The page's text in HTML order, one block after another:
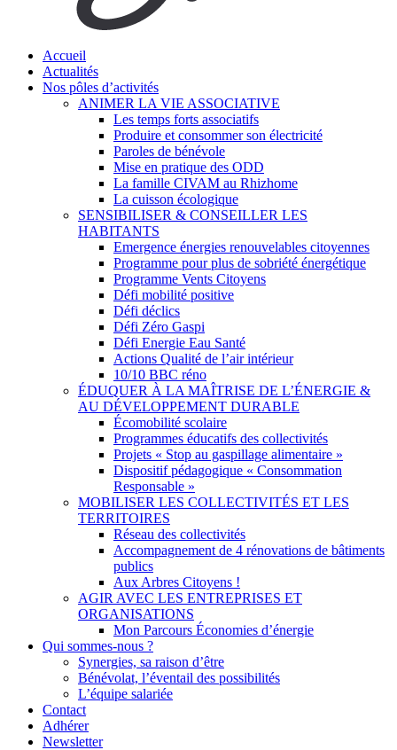
search
Menu
Accueil
Actualités
Nos pôles d’activités
ANIMER LA VIE ASSOCIATIVE
Les temps forts associatifs
Produire et consommer son électricité
Paroles de bénévole
Mise en pratique des ODD
La famille CIVAM au Rhizhome
La cuisson écologique
SENSIBILISER & CONSEILLER LES
HABITANTS
Emergence énergies renouvelables citoyennes
Programme pour plus de sobriété énergétique
Programme Vents Citoyens
Défi mobilité positive
Défi déclics
Défi Zéro Gaspi
Défi Energie Eau Santé
Actions Qualité de l’air intérieur
10/10 BBC réno
ÉDUQUER À LA MAÎTRISE DE L’ÉNERGIE &
AU DÉVELOPPEMENT DURABLE
Écomobilité scolaire
Programmes éducatifs des collectivités
Projets « Stop au gaspillage alimentaire »
Dispositif pédagogique « Consommation
Responsable »
MOBILISER LES COLLECTIVITÉS ET LES
TERRITOIRES
Réseau des collectivités
Accompagnement de 4 rénovations de bâtiments
publics
Aux Arbres Citoyens !
AGIR AVEC LES ENTREPRISES ET
ORGANISATIONS
Mon Parcours Économies d’énergie
Qui sommes-nous ?
Synergies, sa raison d’être
Bénévolat, l’éventail des possibilités
L’équipe salariée
Contact
Adhérer
Newsletter